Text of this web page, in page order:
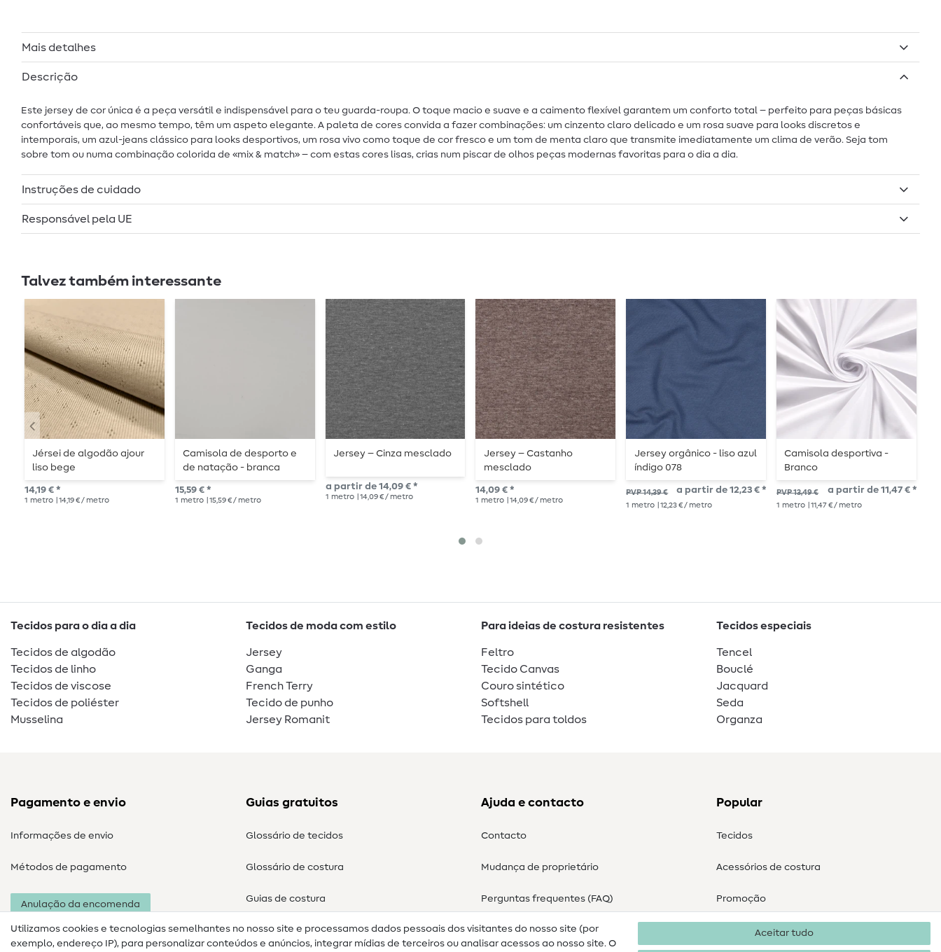
Mais detalhes
Descrição
Este jersey de cor única é a peça versátil e indispensável para o teu guarda-roupa. O toque macio e suave e a caimento flexível garantem um conforto total – perfeito para peças básicas
confortáveis que, ao mesmo tempo, têm um aspeto elegante. A paleta de cores convida a fazer combinações: um cinzento claro delicado e um rosa suave para looks discretos e
intemporais, um azul-jeans clássico para looks desportivos, um rosa vivo como toque de cor fresco e um tom de menta claro que transmite imediatamente um clima de verão. Seja tom
sobre tom ou numa combinação colorida de «mix & match» – com estas cores lisas, crias num piscar de olhos peças modernas favoritas para o dia a dia.
Instruções de cuidado
Responsável pela UE
Talvez também interessante
Jérsei de algodão ajour
liso bege
14,19 € *
1 metro | 14,19 € / metro
Camisola de desporto e
de natação - branca
15,59 € *
1 metro | 15,59 € / metro
Jersey – Cinza mesclado
a partir de 14,09 € *
1 metro | 14,09 € / metro
Jersey – Castanho
mesclado
14,09 € *
1 metro | 14,09 € / metro
Jersey orgânico - liso azul
índigo 078
PVP 14,39 € a partir de 12,23 € *
1 metro | 12,23 € / metro
Camisola desportiva -
Branco
PVP 13,49 € a partir de 11,47 € *
1 metro | 11,47 € / metro
Tecidos para o dia a dia
Tecidos de algodão
Tecidos de linho
Tecidos de viscose
Tecidos de poliéster
Musselina
Tecidos de moda com estilo
Jersey
Ganga
French Terry
Tecido de punho
Jersey Romanit
Para ideias de costura resistentes
Feltro
Tecido Canvas
Couro sintético
Softshell
Tecidos para toldos
Tecidos especiais
Tencel
Bouclé
Jacquard
Seda
Organza
Pagamento e envio
Informações de envio
Métodos de pagamento
Anulação da encomenda
Guias gratuitos
Glossário de tecidos
Glossário de costura
Guias de costura
Ajuda e contacto
Contacto
Mudança de proprietário
Perguntas frequentes (FAQ)
Direito de cancelamento
Popular
Tecidos
Acessórios de costura
Promoção
Utilizamos cookies e tecnologias semelhantes no nosso site e processamos dados pessoais dos visitantes do nosso site (por
exemplo, endereço IP), para personalizar conteúdos e anúncios, integrar mídias de terceiros ou analisar acessos ao nosso site. O
Aceitar tudo